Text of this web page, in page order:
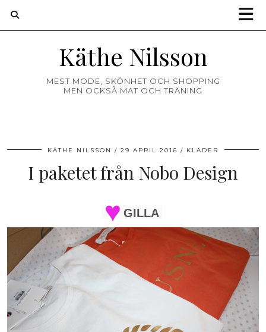
Käthe Nilsson
MEST MODE, SKÖNHET OCH SHOPPING
MEN OCKSÅ MAT OCH TRÄNING
KÄTHE NILSSON 29 APRIL 2016 KLÄDER
I paketet från Nobo Design
GILLA